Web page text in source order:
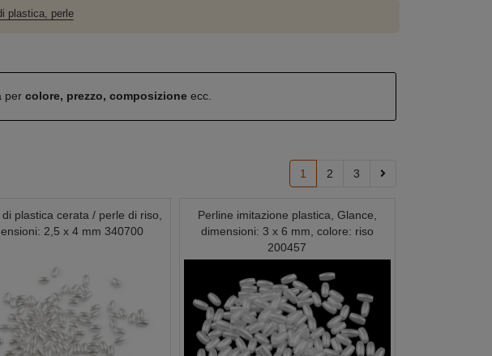
plastica, perle
per colore, prezzo, composizioneecc.
1 2 3
plastica cerata / perle di riso,
2,5 x 4 mm 340700
Perline imitazione plastica, Glance,
dimensioni: 3 x 6 mm, colore: riso
200457